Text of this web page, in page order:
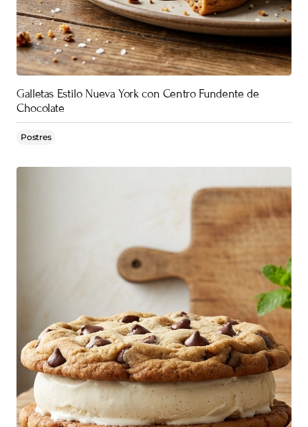
Galletas Estilo Nueva York con Centro Fundente de
Chocolate
Postres